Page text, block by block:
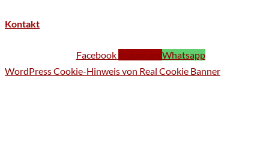
Kontakt
Facebook
Whatsapp
WordPress Cookie-Hinweis von Real Cookie Banner